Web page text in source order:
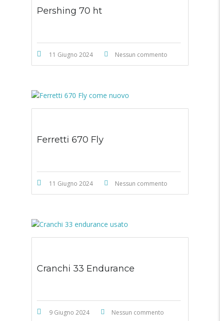
Pershing 70 ht
11 Giugno 2024 Nessun commento
Ferretti 670 Fly
11 Giugno 2024 Nessun commento
Cranchi 33 Endurance
9 Giugno 2024 Nessun commento